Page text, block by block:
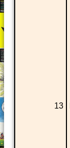
13